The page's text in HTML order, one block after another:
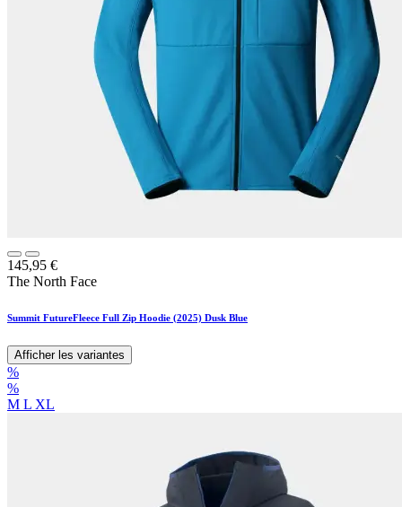
145,95 €
The North Face
Summit FutureFleece Full Zip Hoodie (2025) Dusk Blue
Afficher les variantes
%
%
M L XL